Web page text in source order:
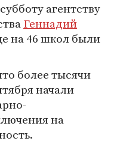
агентству
Геннадий
на 46 школ были
более тысячи
начали
на